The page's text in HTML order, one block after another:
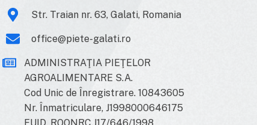
Str. Traian nr. 63, Galati, Romania
office@piete-galati.ro
ADMINISTRAŢIA PIEŢELOR
AGROALIMENTARE S.A.
Cod Unic de Înregistrare. 10843605
Nr. Înmatriculare, J1998000646175